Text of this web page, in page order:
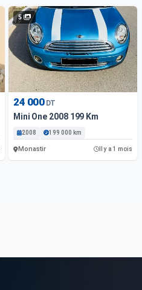
5
24 000 DT
Mini One 2008 199 Km
2008 199 000 km
Monastir Il y a 1 mois